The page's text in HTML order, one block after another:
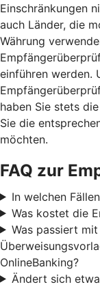
Einschränkungen
auch Länder, die
Währung
einführen werden.
haben Sie stets
Sie die
möchten.
FAQ zur
In welchen
Was kostet die
Was passiert
OnlineBanking?
Ändert sich